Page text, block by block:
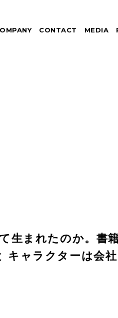
CONTACT MEDIA
生まれたのか。書
キャラクターは会